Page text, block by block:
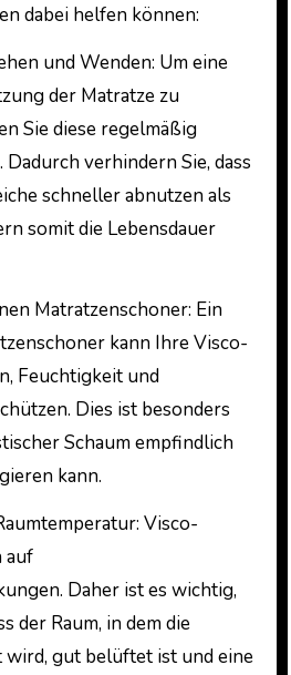
dabei helfen können:
und Wenden: Um eine
der Matratze zu
Sie diese regelmäßig
verhindern Sie, dass
schneller abnutzen als
somit die Lebensdauer
Matratzenschoner: Ein
kann Ihre Visco-
Feuchtigkeit und
Dies ist besonders
Schaum empfindlich
kann.
Visco-
auf
Daher ist es wichtig,
der Raum, in dem die
gut belüftet ist und eine